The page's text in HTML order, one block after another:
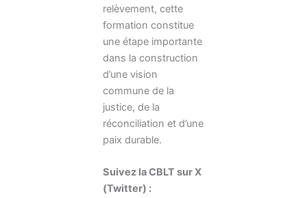
relèvement, cette
formation constitue
une étape importante
dans la construction
d’une vision
commune de la
justice, de la
réconciliation et d’une
paix durable.
Suivez la CBLT sur X
(Twitter) :